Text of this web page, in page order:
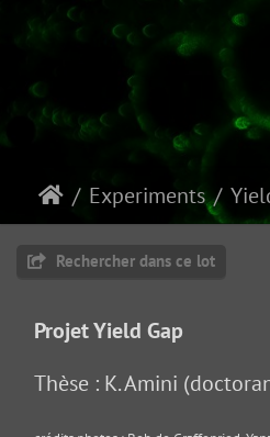
Experiments
Rechercher dans ce lot
Projet Yield Gap
Thèse : K. Amini